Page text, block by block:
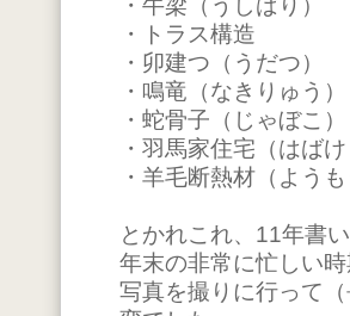
・牛梁（うしばり）
・トラス構造
・卯建つ（うだつ）
・鳴竜（なきりゅう）
・蛇骨子（じゃぼこ）
・羽馬家住宅（はばけ
・羊毛断熱材（よう
とかれこれ、11年書
年末の非常に忙しい
写真を撮りに行って